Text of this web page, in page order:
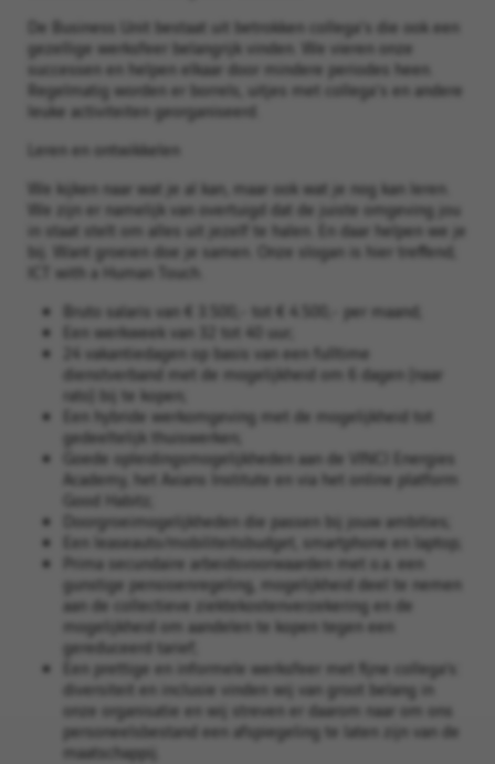
De Business Unit bestaat uit betrokken collega's die ook een
gezellige werksfeer belangrijk vinden. We vieren onze
successen en helpen elkaar door mindere periodes heen.
Regelmatig worden er borrels, uitjes met collega's en andere
leuke activiteiten georganiseerd.
Leren en ontwikkelen
We kijken naar wat je al kan, maar ook wat je nog kan leren.
We zijn er namelijk van overtuigd dat de juiste omgeving jou
in staat stelt om alles uit jezelf te halen. En daar helpen we je
bij. Want groeien doe je samen. Onze slogan is hier treffend;
ICT with a Human Touch.
Bruto salaris van € 3.500,- tot € 4.500,- per maand;
Een werkweek van 32 tot 40 uur;
24 vakantiedagen op basis van een fulltime
dienstverband met de mogelijkheid om 6 dagen (naar
rato) bij te kopen;
Een hybride werkomgeving met de mogelijkheid tot
gedeeltelijk thuiswerken;
Goede opleidingsmogelijkheden aan de VINCI Energies
Academy, het Axians Institute en via het online platform
Good Habitz;
Doorgroeimogelijkheden die passen bij jouw ambities;
Een leaseauto/mobiliteitsbudget, smartphone en laptop;
Prima secundaire arbeidsvoorwaarden met o.a. een
gunstige pensioenregeling, mogelijkheid deel te nemen
aan de collectieve ziektekostenverzekering en de
mogelijkheid om aandelen te kopen tegen een
gereduceerd tarief;
Een prettige en informele werksfeer met fijne collega’s:
diversiteit en inclusie vinden wij van groot belang in
onze organisatie en wij streven er daarom naar om ons
personeelsbestand een afspiegeling te laten zijn van de
maatschappij.